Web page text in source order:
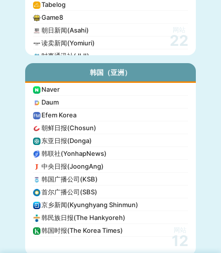
Tabelog
Game8
朝日新闻(Asahi)
读卖新闻(Yomiuri)
时事通讯社(JIJI)
产经新闻(Sankei)
东京放送(TBS)
朝日电视台(TV Asahi)
东京电视台(TV Tokyo)
日本电视台(NTV)
富士电视台(Fuji TV)
日本时报(Japan Times)
网站
22
韩国（亚洲）
Naver
Daum
Efem Korea
朝鲜日报(Chosun)
东亚日报(Donga)
韩联社(YonhapNews)
中央日报(JoongAng)
韩国广播公司(KSB)
首尔广播公司(SBS)
京乡新闻(Kyunghyang Shinmun)
韩民族日报(The Hankyoreh)
韩国时报(The Korea Times)
网站
12